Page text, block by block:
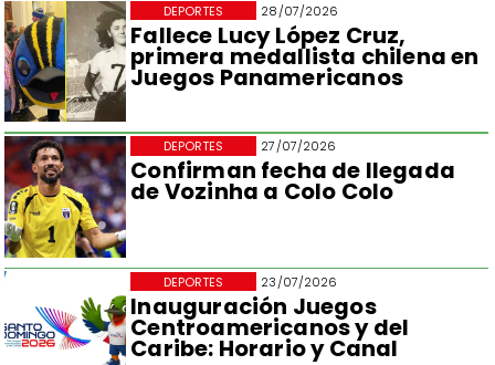
28/07/2026
Fallece Lucy López Cruz,
primera medallista chilena en
Juegos Panamericanos
DEPORTES
27/07/2026
Confirman fecha de llegada
de Vozinha a Colo Colo
DEPORTES
23/07/2026
Inauguración Juegos
Centroamericanos y del
Caribe: Horario y Canal
DEPORTES